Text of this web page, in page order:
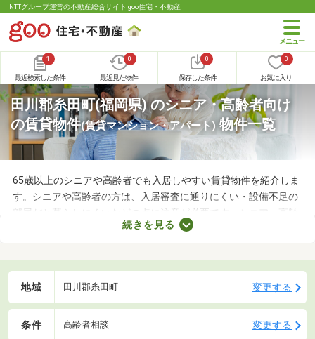
NTTグループ運営の不動産総合サイト goo住宅・不動産
1
最近検索した条件
0
最近見た物件
0
保存した条件
0
お気に入り
田川郡糸田町(福岡県) のシニア・高齢者向け
の賃貸物件(賃貸マンション・アパート) 物件一覧
65歳以上のシニアや高齢者でも入居しやすい賃貸物件を紹介しま
す。シニアや高齢者の方は、入居審査に通りにくい・設備不足の
部屋だと暮らしにくいなどの点に注意が必要です。シニア・高齢
者向けの物件はバリアフリー仕様が多いので、足腰が悪くても不
めにも、お気に入りの物件を見つけてくださいね。
続きを見る
地域 田川郡糸田町 変更する
条件 高齢者相談 変更する